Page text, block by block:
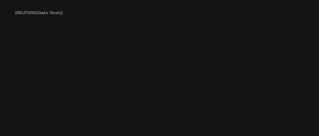
(REUTERS/Dado Ruvic)